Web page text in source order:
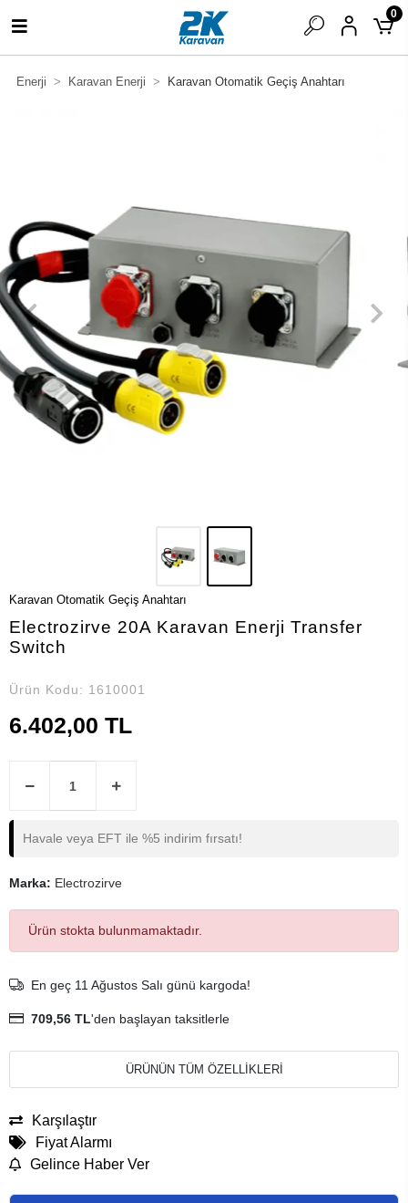
0
Enerji Karavan Enerji Karavan Otomatik Geçiş Anahtarı
Karavan Otomatik Geçiş Anahtarı
Electrozirve 20A Karavan Enerji Transfer
Switch
Ürün Kodu: 1610001
6.402,00 TL
Havale veya EFT ile %5 indirim fırsatı!
Marka: Electrozirve
Ürün stokta bulunmamaktadır.
En geç 11 Ağustos Salı günü kargoda!
709,56 TL'den başlayan taksitlerle
ÜRÜNÜN TÜM ÖZELLİKLERİ
Karşılaştır
Fiyat Alarmı
Gelince Haber Ver